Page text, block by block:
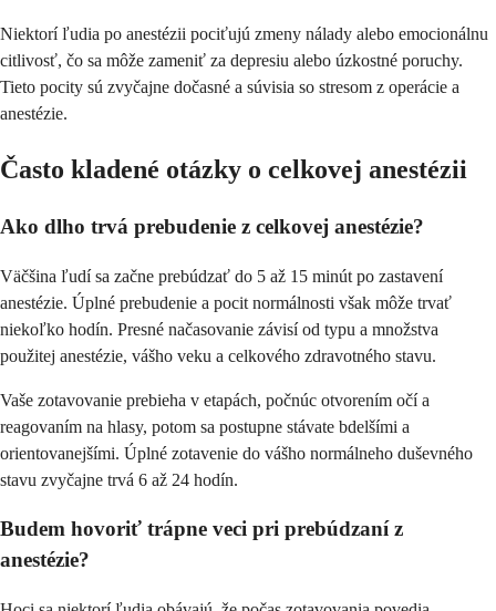
Niektorí ľudia po anestézii pociťujú zmeny nálady alebo emocionálnu
citlivosť, čo sa môže zameniť za depresiu alebo úzkostné poruchy.
Tieto pocity sú zvyčajne dočasné a súvisia so stresom z operácie a
anestézie.
Často kladené otázky o celkovej anestézii
Ako dlho trvá prebudenie z celkovej anestézie?
Väčšina ľudí sa začne prebúdzať do 5 až 15 minút po zastavení
anestézie. Úplné prebudenie a pocit normálnosti však môže trvať
niekoľko hodín. Presné načasovanie závisí od typu a množstva
použitej anestézie, vášho veku a celkového zdravotného stavu.
Vaše zotavovanie prebieha v etapách, počnúc otvorením očí a
reagovaním na hlasy, potom sa postupne stávate bdelšími a
orientovanejšími. Úplné zotavenie do vášho normálneho duševného
stavu zvyčajne trvá 6 až 24 hodín.
Budem hovoriť trápne veci pri prebúdzaní z
anestézie?